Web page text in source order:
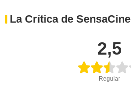
La Crítica de SensaCine
2,5
Regular